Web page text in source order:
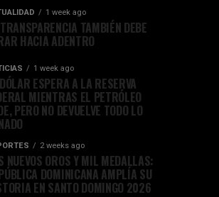
1 week ago
TAMBIÉN DEBE
HACIA ADENTRO
1 week ago
ESPERA A LA RESERVA
MIENTRAS EL PETRÓLEO
PERO NO DEVUELVE TODO LO
2 weeks ago
NUEVOS OROS Y MIL MEDALLAS:
DOMINICANA AMPLÍA SU
EN SANTO DOMINGO 2026